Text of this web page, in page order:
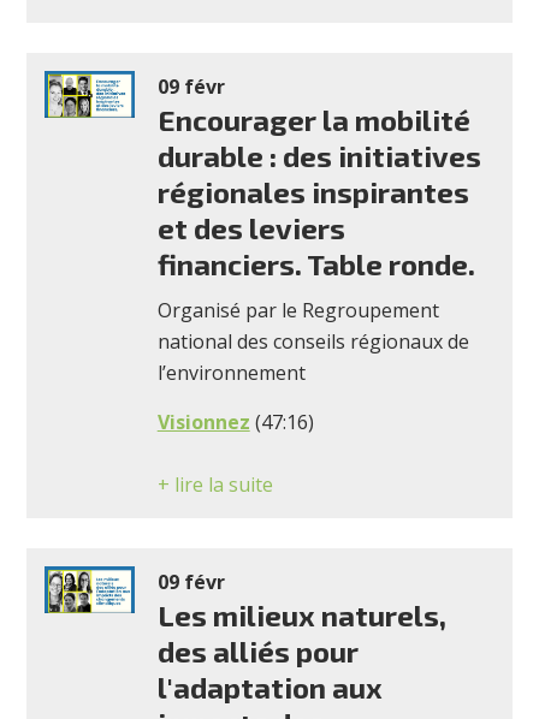
09 févr
Encourager la mobilité
durable : des initiatives
régionales inspirantes
et des leviers
financiers. Table ronde.
Organisé par le Regroupement
national des conseils régionaux de
l’environnement
Visionnez (47:16)
+ lire la suite
09 févr
Les milieux naturels,
des alliés pour
l'adaptation aux